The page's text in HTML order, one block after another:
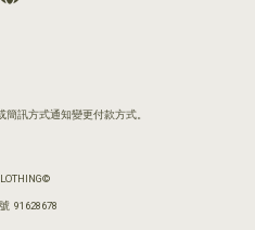
訊方式通知變更付款方式。
91628678